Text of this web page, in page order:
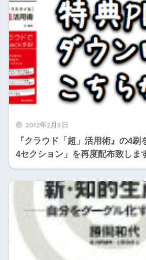
2012年2月5日
『クラウド「超」活用術』の4刷
4セクション」を再度配布致しま